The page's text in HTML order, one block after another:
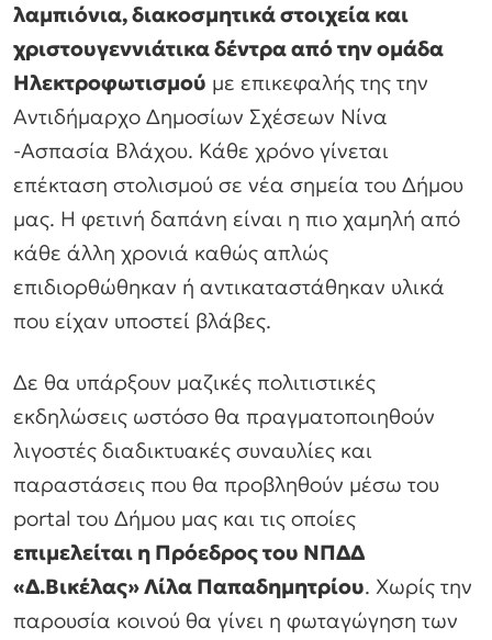
λαμπιόνια, διακοσμητικά στοιχεία και
χριστουγεννιάτικα δέντρα από την ομάδα
Ηλεκτροφωτισμού με επικεφαλής της την
Αντιδήμαρχο Δημοσίων Σχέσεων Νίνα
-Ασπασία Βλάχου. Κάθε χρόνο γίνεται
επέκταση στολισμού σε νέα σημεία του Δήμου
μας. Η φετινή δαπάνη είναι η πιο χαμηλή από
κάθε άλλη χρονιά καθώς απλώς
επιδιορθώθηκαν ή αντικαταστάθηκαν υλικά
που είχαν υποστεί βλάβες.
Δε θα υπάρξουν μαζικές πολιτιστικές
εκδηλώσεις ωστόσο θα πραγματοποιηθούν
λιγοστές διαδικτυακές συναυλίες και
παραστάσεις που θα προβληθούν μέσω του
portal του Δήμου μας και τις οποίες
επιμελείται η Πρόεδρος του ΝΠΔΔ
«Δ.Βικέλας» Λίλα Παπαδημητρίου. Χωρίς την
παρουσία κοινού θα γίνει η φωταγώγηση των